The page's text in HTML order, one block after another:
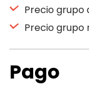
Precio grupo
Precio grupo
Pago